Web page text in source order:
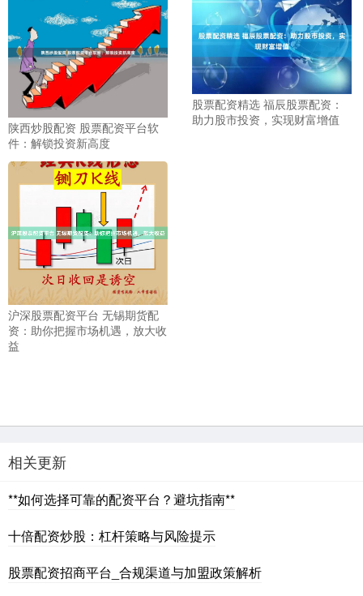
陕西炒股配资 股票配资平台软
件：解锁投资新高度
股票配资精选 福辰股票配资：
助力股市投资，实现财富增值
沪深股票配资平台 无锡期货配
资：助你把握市场机遇，放大收
益
相关更新
**如何选择可靠的配资平台？避坑指南**
十倍配资炒股：杠杆策略与风险提示
股票配资招商平台_合规渠道与加盟政策解析